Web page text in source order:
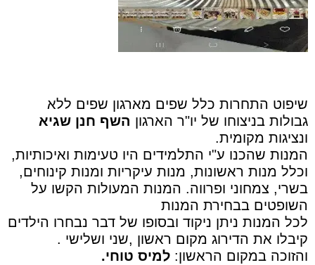
שיפוט התחרות כלל שפים מארגון שפים ללא
גבולות בניצוחו של יו"ר הארגון השף חנן שגיא
ונציגות מקומית.
המנות שהכנו ע"י התלמידים היו טעימות ואיכותיות,
וכלל מנות ראשונות, מנות עיקריות ומנות קינוחים,
בשרי, צמחוני ופרווה. המנות המעולות הקשו על
השופטים בבחירת המנות
לכל המנות ניתן ניקוד ובסופו של דבר נבחרו הילדים
קיבלו את הדירוג מקום ראשון ,שני ושלישי .
והזוכה במקום הראשון: למיס טוחי.